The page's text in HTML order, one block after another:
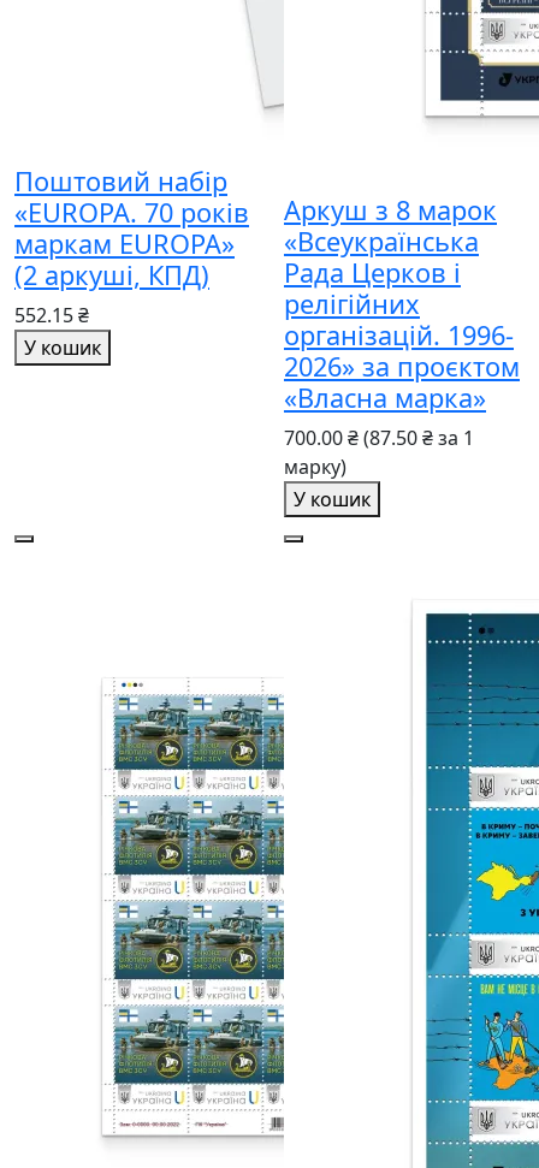
Поштовий набір
«EUROPA. 70 років
маркам EUROPA»
(2 аркуші, КПД)
552.15 ₴
У кошик
Аркуш з 8 марок
«Всеукраїнська
Рада Церков і
релігійних
організацій. 1996-
2026» за проєктом
«Власна марка»
700.00 ₴(87.50 ₴ за 1
марку)
У кошик